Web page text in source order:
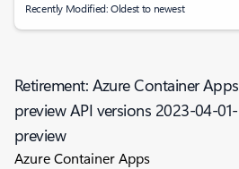
Recently Modified: Oldest to newest
Retirement: Azure Container Apps
preview API versions 2023-04-01-
preview
Azure Container Apps